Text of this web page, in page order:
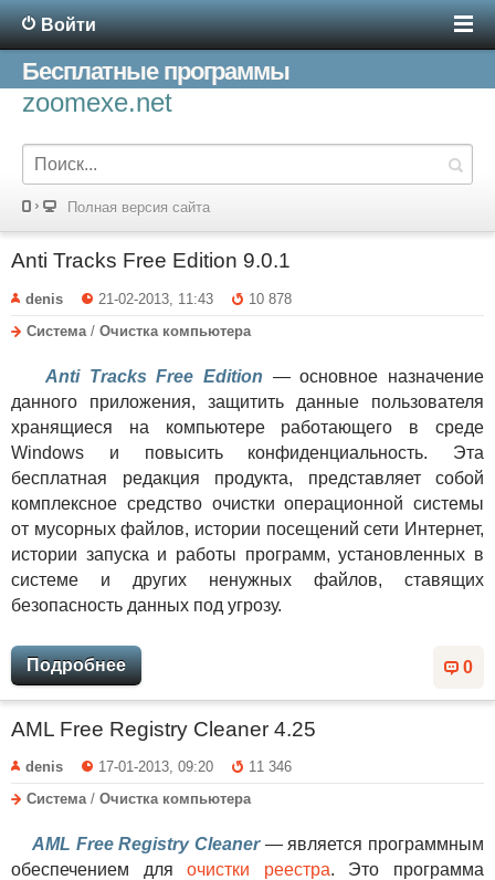
Войти
Бесплатные программы
zoomexe.net
Полная версия сайта
Anti Tracks Free Edition 9.0.1
denis 21-02-2013, 11:43
10 878
Система / Очистка компьютера
Anti Tracks Free Edition — основное назначение
данного приложения, защитить данные пользователя
хранящиеся на компьютере работающего в среде
Windows и повысить конфиденциальность. Эта
бесплатная редакция продукта, представляет собой
комплексное средство очистки операционной системы
от мусорных файлов, истории посещений сети Интернет,
истории запуска и работы программ, установленных в
системе и других ненужных файлов, ставящих
безопасность данных под угрозу.
0
Подробнее
AML Free Registry Cleaner 4.25
denis 17-01-2013, 09:20
11 346
Система/ Очистка компьютера
AML Free Registry Cleaner— является программным
обеспечением дляочистки реестра. Это программа